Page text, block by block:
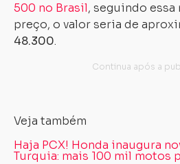
500 no Brasil, seguindo essa
preço, o valor seria de
48.300.
Veja também
Haja PCX! Honda inaugura
Turquia: mais 100 mil motos